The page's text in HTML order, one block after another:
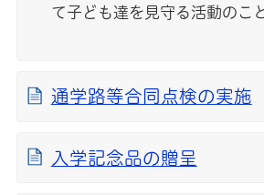
て子ども達を見守る活動のこと
通学路等合同点検の実施
入学記念品の贈呈